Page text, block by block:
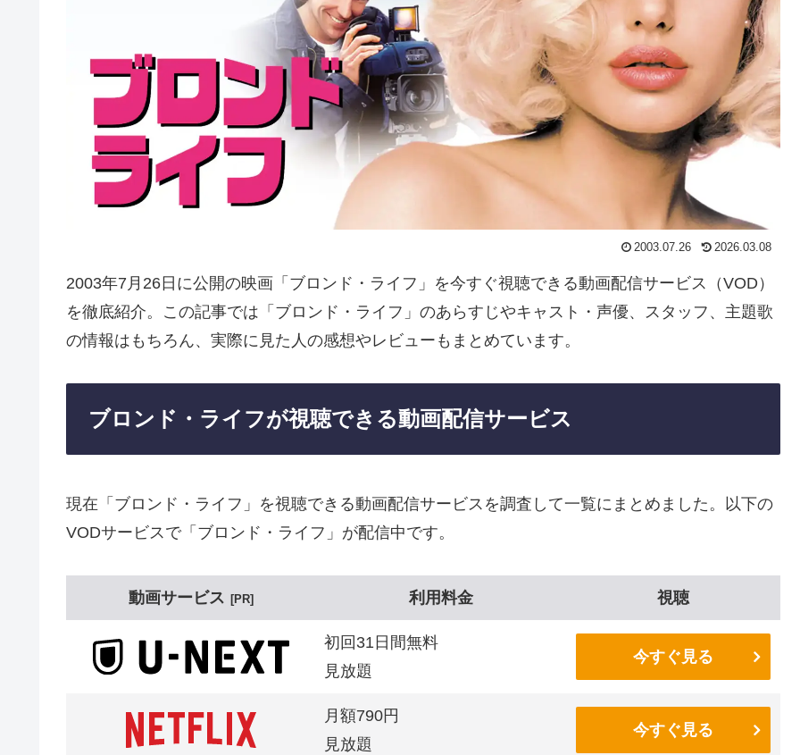
2003.07.26 2026.03.08
2003年7月26日に公開の映画「ブロンド・ライフ」を今すぐ視聴できる動画配信サービス（VOD）
を徹底紹介。この記事では「ブロンド・ライフ」のあらすじやキャスト・声優、スタッフ、主題歌
の情報はもちろん、実際に見た人の感想やレビューもまとめています。
ブロンド・ライフが視聴できる動画配信サービス
現在「ブロンド・ライフ」を視聴できる動画配信サービスを調査して一覧にまとめました。以下の
VODサービスで「ブロンド・ライフ」が配信中です。
動画サービス PR 利用料金 視聴
初回31日間無料
見放題
今すぐ見る
月額790円
見放題
今すぐ見る